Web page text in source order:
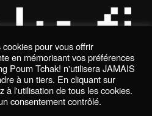
Policy
pour vous offrir
en mémorisant vos préférences
Poum Tchak! n'utilisera JAMAIS
à un tiers. En cliquant sur
à l'utilisation de tous les cookies.
consentement contrôlé.